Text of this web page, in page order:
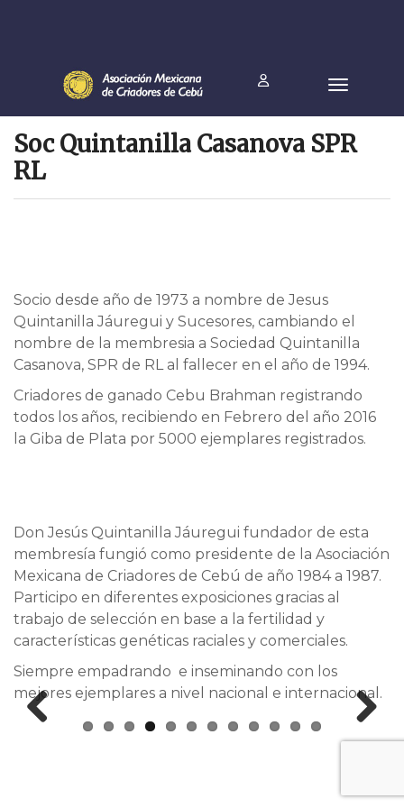
Soc Quintanilla Casanova SPR
RL
Socio desde año de 1973 a nombre de Jesus
Quintanilla Jáuregui y Sucesores, cambiando el
nombre de la membresia a Sociedad Quintanilla
Casanova, SPR de RL al fallecer en el año de 1994.
Criadores de ganado Cebu Brahman registrando
todos los años, recibiendo en Febrero del año 2016
la Giba de Plata por 5000 ejemplares registrados.
Don Jesús Quintanilla Jáuregui fundador de esta
membresía fungió como presidente de la Asociación
Mexicana de Criadores de Cebú de año 1984 a 1987.
Participo en diferentes exposiciones gracias al
trabajo de selección en base a la fertilidad y
características genéticas raciales y comerciales.
Siempre empadrando e inseminando con los
mejores ejemplares a nivel nacional e internacional.
Next